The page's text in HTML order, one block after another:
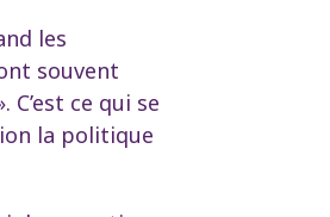
les
souvent
ce qui se
la politique